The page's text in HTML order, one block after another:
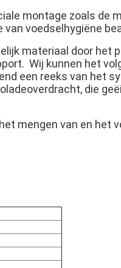
montage zoals de
voedselhygiëne
materiaal door het
Wij kunnen het
een reeks van het
die
mengen van en het